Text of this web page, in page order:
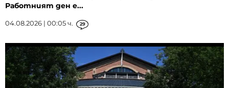
Работният ден е...
04.08.2026 | 00:05 ч. 29